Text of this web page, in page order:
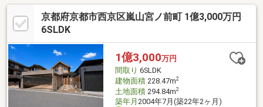
ーン相談・資金計画・無料】○ローン相談からしたい○どれくらい
借入可能か知りたい○金利優遇や住宅ローン控除などお得な情報
がほしい○車ローンや現借入をおまとめしたい○引越し代や家具購
と提携しております
京都府京都市西京区嵐山宮ノ前町 1億3,000万円
6SLDK
1億3,000万円
間取り 6SLDK
建物面積228.47m2
土地面積294.84m2
築年月 2004年7月(築22年2ヶ月)